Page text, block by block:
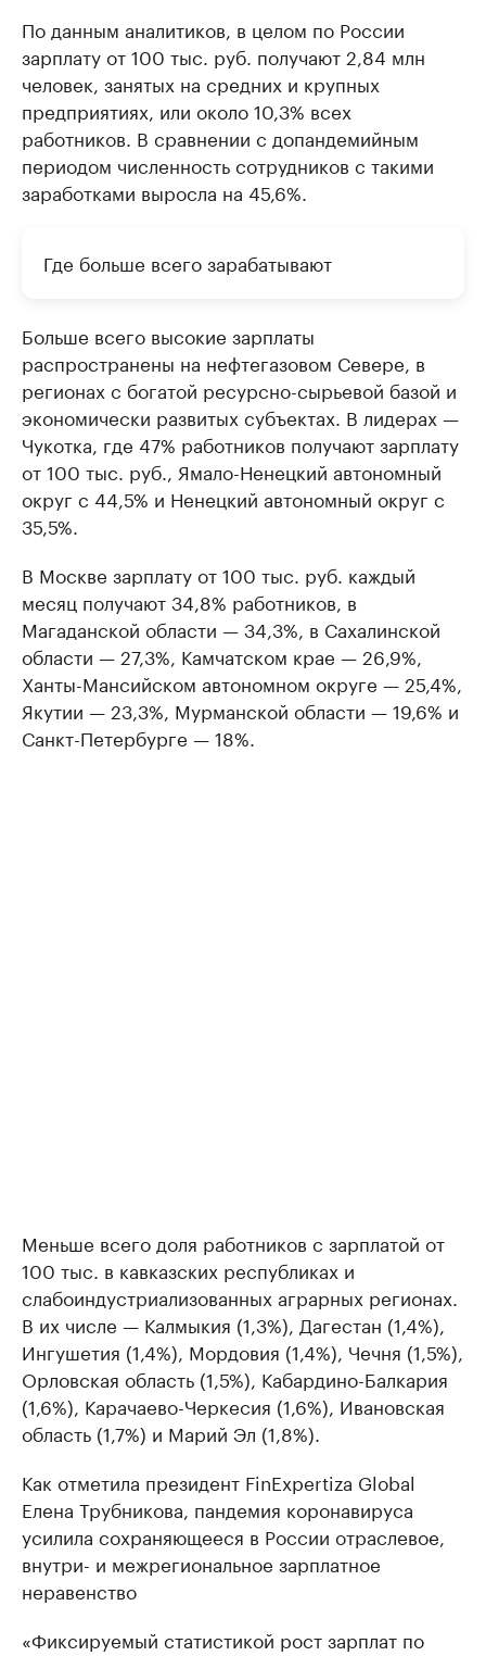
По данным аналитиков, в целом по России
зарплату от 100 тыс. руб. получают 2,84 млн
человек, занятых на средних и крупных
предприятиях, или около 10,3% всех
работников. В сравнении с допандемийным
периодом численность сотрудников с такими
заработками выросла на 45,6%.
Где больше всего зарабатывают
Больше всего высокие зарплаты
распространены на нефтегазовом Севере, в
регионах с богатой ресурсно-сырьевой базой и
экономически развитых субъектах. В лидерах —
Чукотка, где 47% работников получают зарплату
от 100 тыс. руб., Ямало-Ненецкий автономный
округ с 44,5% и Ненецкий автономный округ с
35,5%.
В Москве зарплату от 100 тыс. руб. каждый
месяц получают 34,8% работников, в
Магаданской области — 34,3%, в Сахалинской
области — 27,3%, Камчатском крае — 26,9%,
Ханты-Мансийском автономном округе — 25,4%,
Якутии — 23,3%, Мурманской области — 19,6% и
Санкт-Петербурге — 18%.
Меньше всего доля работников с зарплатой от
100 тыс. в кавказских республиках и
слабоиндустриализованных аграрных регионах.
В их числе — Калмыкия (1,3%), Дагестан (1,4%),
Ингушетия (1,4%), Мордовия (1,4%), Чечня (1,5%),
Орловская область (1,5%), Кабардино-Балкария
(1,6%), Карачаево-Черкесия (1,6%), Ивановская
область (1,7%) и Марий Эл (1,8%).
Как отметила президент FinExpertiza Global
Елена Трубникова, пандемия коронавируса
усилила сохраняющееся в России отраслевое,
внутри- и межрегиональное зарплатное
неравенство
«Фиксируемый статистикой рост зарплат по